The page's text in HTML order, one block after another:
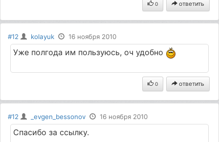
0 ответить
#12 kolayuk 16 ноября 2010
Уже полгода им пользуюсь, оч удобно
0 ответить
#12 _evgen_bessonov 16 ноября 2010
Спасибо за ссылку.